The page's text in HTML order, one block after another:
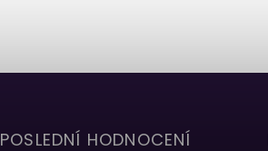
POSLEDNÍ HODNOCENÍ